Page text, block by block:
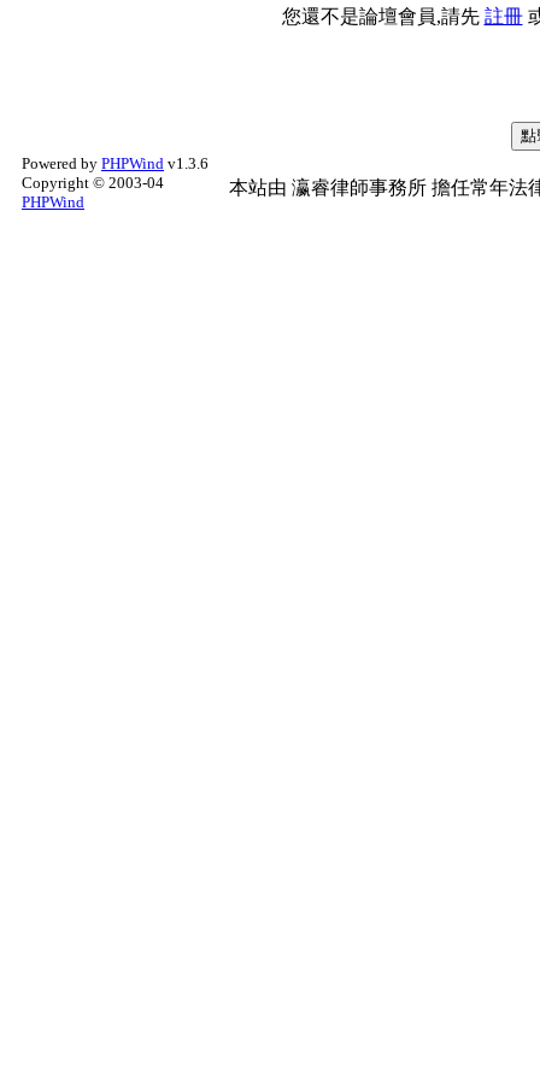
您還不是論壇會員,請先 註冊
Powered by PHPWind v1.3.6
Copyright © 2003-04
PHPWind
本站由 瀛睿律師事務所 擔任常年法